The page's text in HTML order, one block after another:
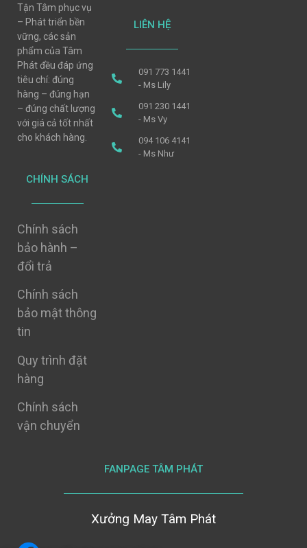
Tận Tâm phục vụ
– Phát triển bền
vững, các sản
phẩm của Tâm
Phát đều đáp ứng
tiêu chí: đúng
hàng – đúng hạn
– đúng chất lượng
với giá cả tốt nhất
cho khách hàng.
CHÍNH SÁCH
Chính sách
bảo hành –
đổi trả
Chính sách
bảo mật thông
tin
Quy trình đặt
hàng
Chính sách
vận chuyển
LIÊN HỆ
091 773 1441
- Ms Lily
091 230 1441
- Ms Vy
094 106 4141
- Ms Như
FANPAGE TÂM PHÁT
Xưởng May Tâm Phát